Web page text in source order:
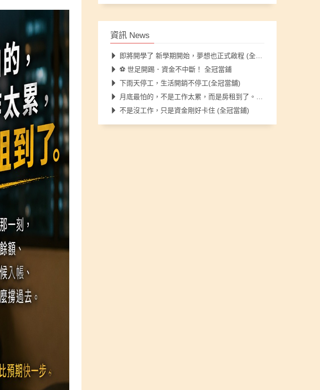
資訊 News
即將開學了 新學期開始，夢想也正式啟程 (全冠當鋪)
⚽ 世足開踢．資金不中斷！ 全冠當鋪
下雨天停工，生活開銷不停工(全冠當舖)
月底最怕的，不是工作太累，而是房租到了。全冠當舖
不是沒工作，只是資金剛好卡住 (全冠當鋪)